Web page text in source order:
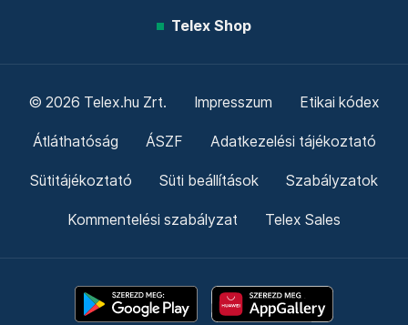
Telex Shop
© 2026 Telex.hu Zrt. Impresszum Etikai kódex
Átláthatóság ÁSZF Adatkezelési tájékoztató
Sütitájékoztató Süti beállítások Szabályzatok
Kommentelési szabályzat Telex Sales